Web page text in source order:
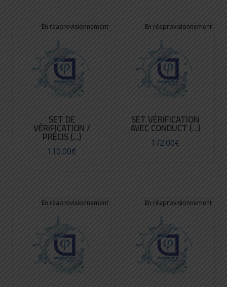
SET DE
VÉRIFICATION /
PRÉCIS (...)
110.00€
SET VÉRIFICATION
AVEC CONDUCT (...)
172.00€